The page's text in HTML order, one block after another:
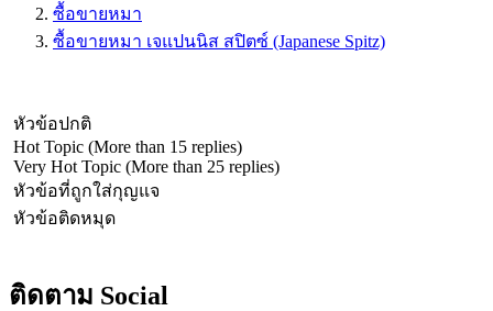
ซื้อขายหมา
ซื้อขายหมา เจแปนนิส สปิตซ์ (Japanese Spitz)
หัวข้อปกติ
Hot Topic (More than 15 replies)
Very Hot Topic (More than 25 replies)
หัวข้อที่ถูกใส่กุญแจ
หัวข้อติดหมุด
ติดตาม Social